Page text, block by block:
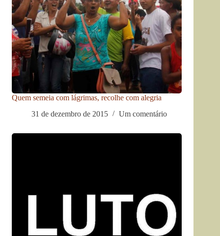
Quem semeia com lágrimas, recolhe com alegria
31 de dezembro de 2015
Um comentário